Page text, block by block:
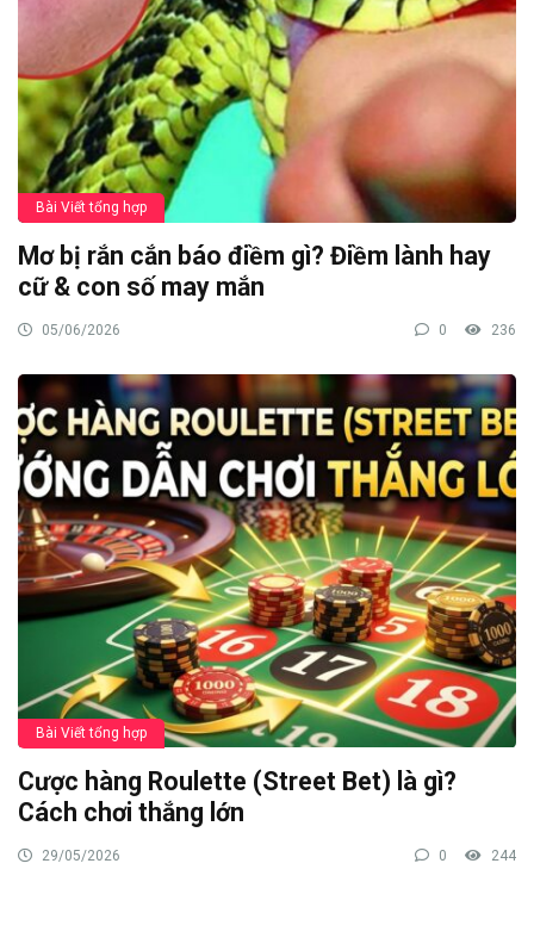
Bài Viết tổng hợp
Mơ bị rắn cắn báo điềm gì? Điềm lành hay
cữ & con số may mắn
05/06/2026 0 236
Bài Viết tổng hợp
Cược hàng Roulette (Street Bet) là gì?
Cách chơi thắng lớn
29/05/2026 0 244